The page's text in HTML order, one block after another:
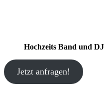
Hochzeits Band und DJ
Jetzt anfragen!